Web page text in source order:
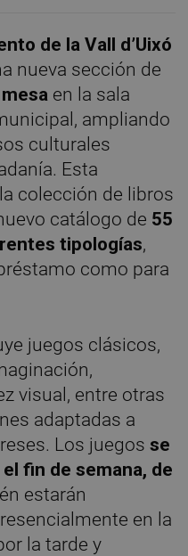
de la Vall d’Uixó
nueva sección de
en la sala
ampliando
culturales
Esta
colección de libros
catálogo de 55
tipologías,
como para
juegos clásicos,
visual, entre otras
adaptadas a
Los juegosse
fin de semana, de
estarán
en la
la tarde y